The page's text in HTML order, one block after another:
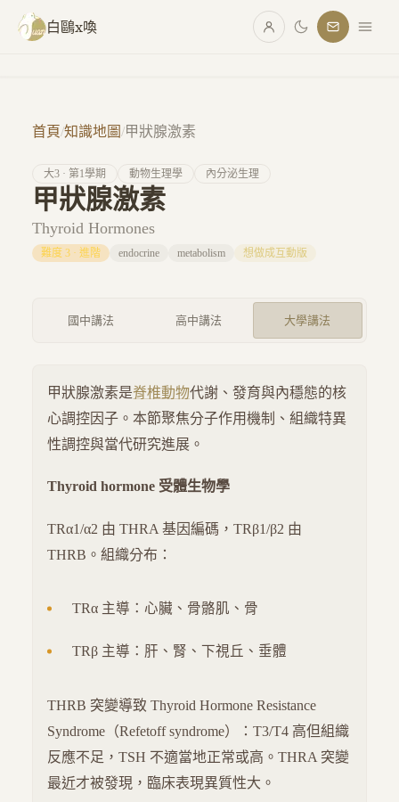
跳至主要內容
白鷗x喚
首頁/知識地圖/甲狀腺激素
大3 · 第1學期 動物生理學 內分泌生理
甲狀腺激素
Thyroid Hormones
難度 3 · 進階 endocrine metabolism 想做成互動版
國中講法 高中講法 大學講法
甲狀腺激素是脊椎動物代謝、發育與內穩態的核
心調控因子。本節聚焦分子作用機制、組織特異
性調控與當代研究進展。
Thyroid hormone 受體生物學
TRα1/α2 由 THRA 基因編碼，TRβ1/β2 由
THRB。組織分布：
TRα 主導：心臟、骨骼肌、骨
TRβ 主導：肝、腎、下視丘、垂體
THRB 突變導致 Thyroid Hormone Resistance
Syndrome（Refetoff syndrome）：T3/T4 高但組織
反應不足，TSH 不適當地正常或高。THRA 突變
最近才被發現，臨床表現異質性大。